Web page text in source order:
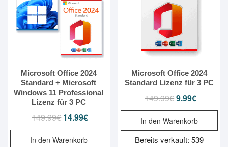
Microsoft Office 2024
Standard + Microsoft
Windows 11 Professional
Lizenz für 3 PC
149.99€ Ursprünglicher
Preis
war:
14.99€
Preis
In den Warenkorb
Microsoft Office 2024
Standard Lizenz für 3 PC
149.99€Ursprünglicher
Preis
war:
149.99€
9.99€
Preis
ist:
9.99€.
In den Warenkorb
Bereits verkauft: 539